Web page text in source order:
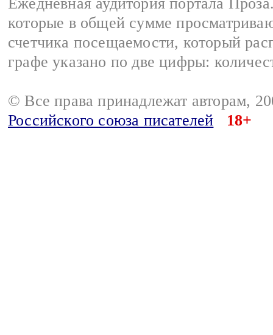
которые в общей сумме
счетчика посещаемости, который
графе указано по две цифры:
© Все права принадлежат авторам,
Российского союза писателей
18+